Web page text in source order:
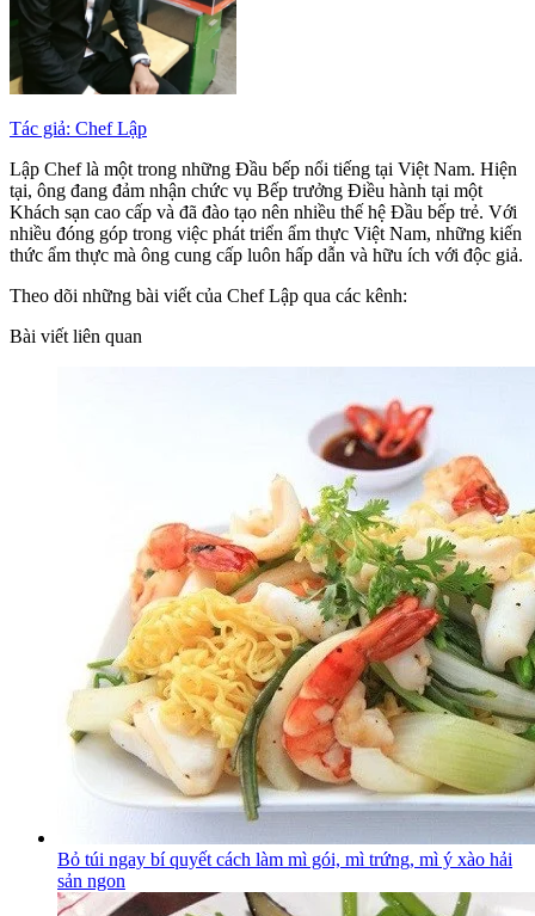
Tác giả: Chef Lập
Lập Chef là một trong những Đầu bếp nổi tiếng tại Việt Nam. Hiện
tại, ông đang đảm nhận chức vụ Bếp trưởng Điều hành tại một
Khách sạn cao cấp và đã đào tạo nên nhiều thế hệ Đầu bếp trẻ. Với
nhiều đóng góp trong việc phát triển ẩm thực Việt Nam, những kiến
thức ẩm thực mà ông cung cấp luôn hấp dẫn và hữu ích với độc giả.
Theo dõi những bài viết của Chef Lập qua các kênh:
Bài viết liên quan
Bỏ túi ngay bí quyết cách làm mì gói, mì trứng, mì ý xào hải
sản ngon